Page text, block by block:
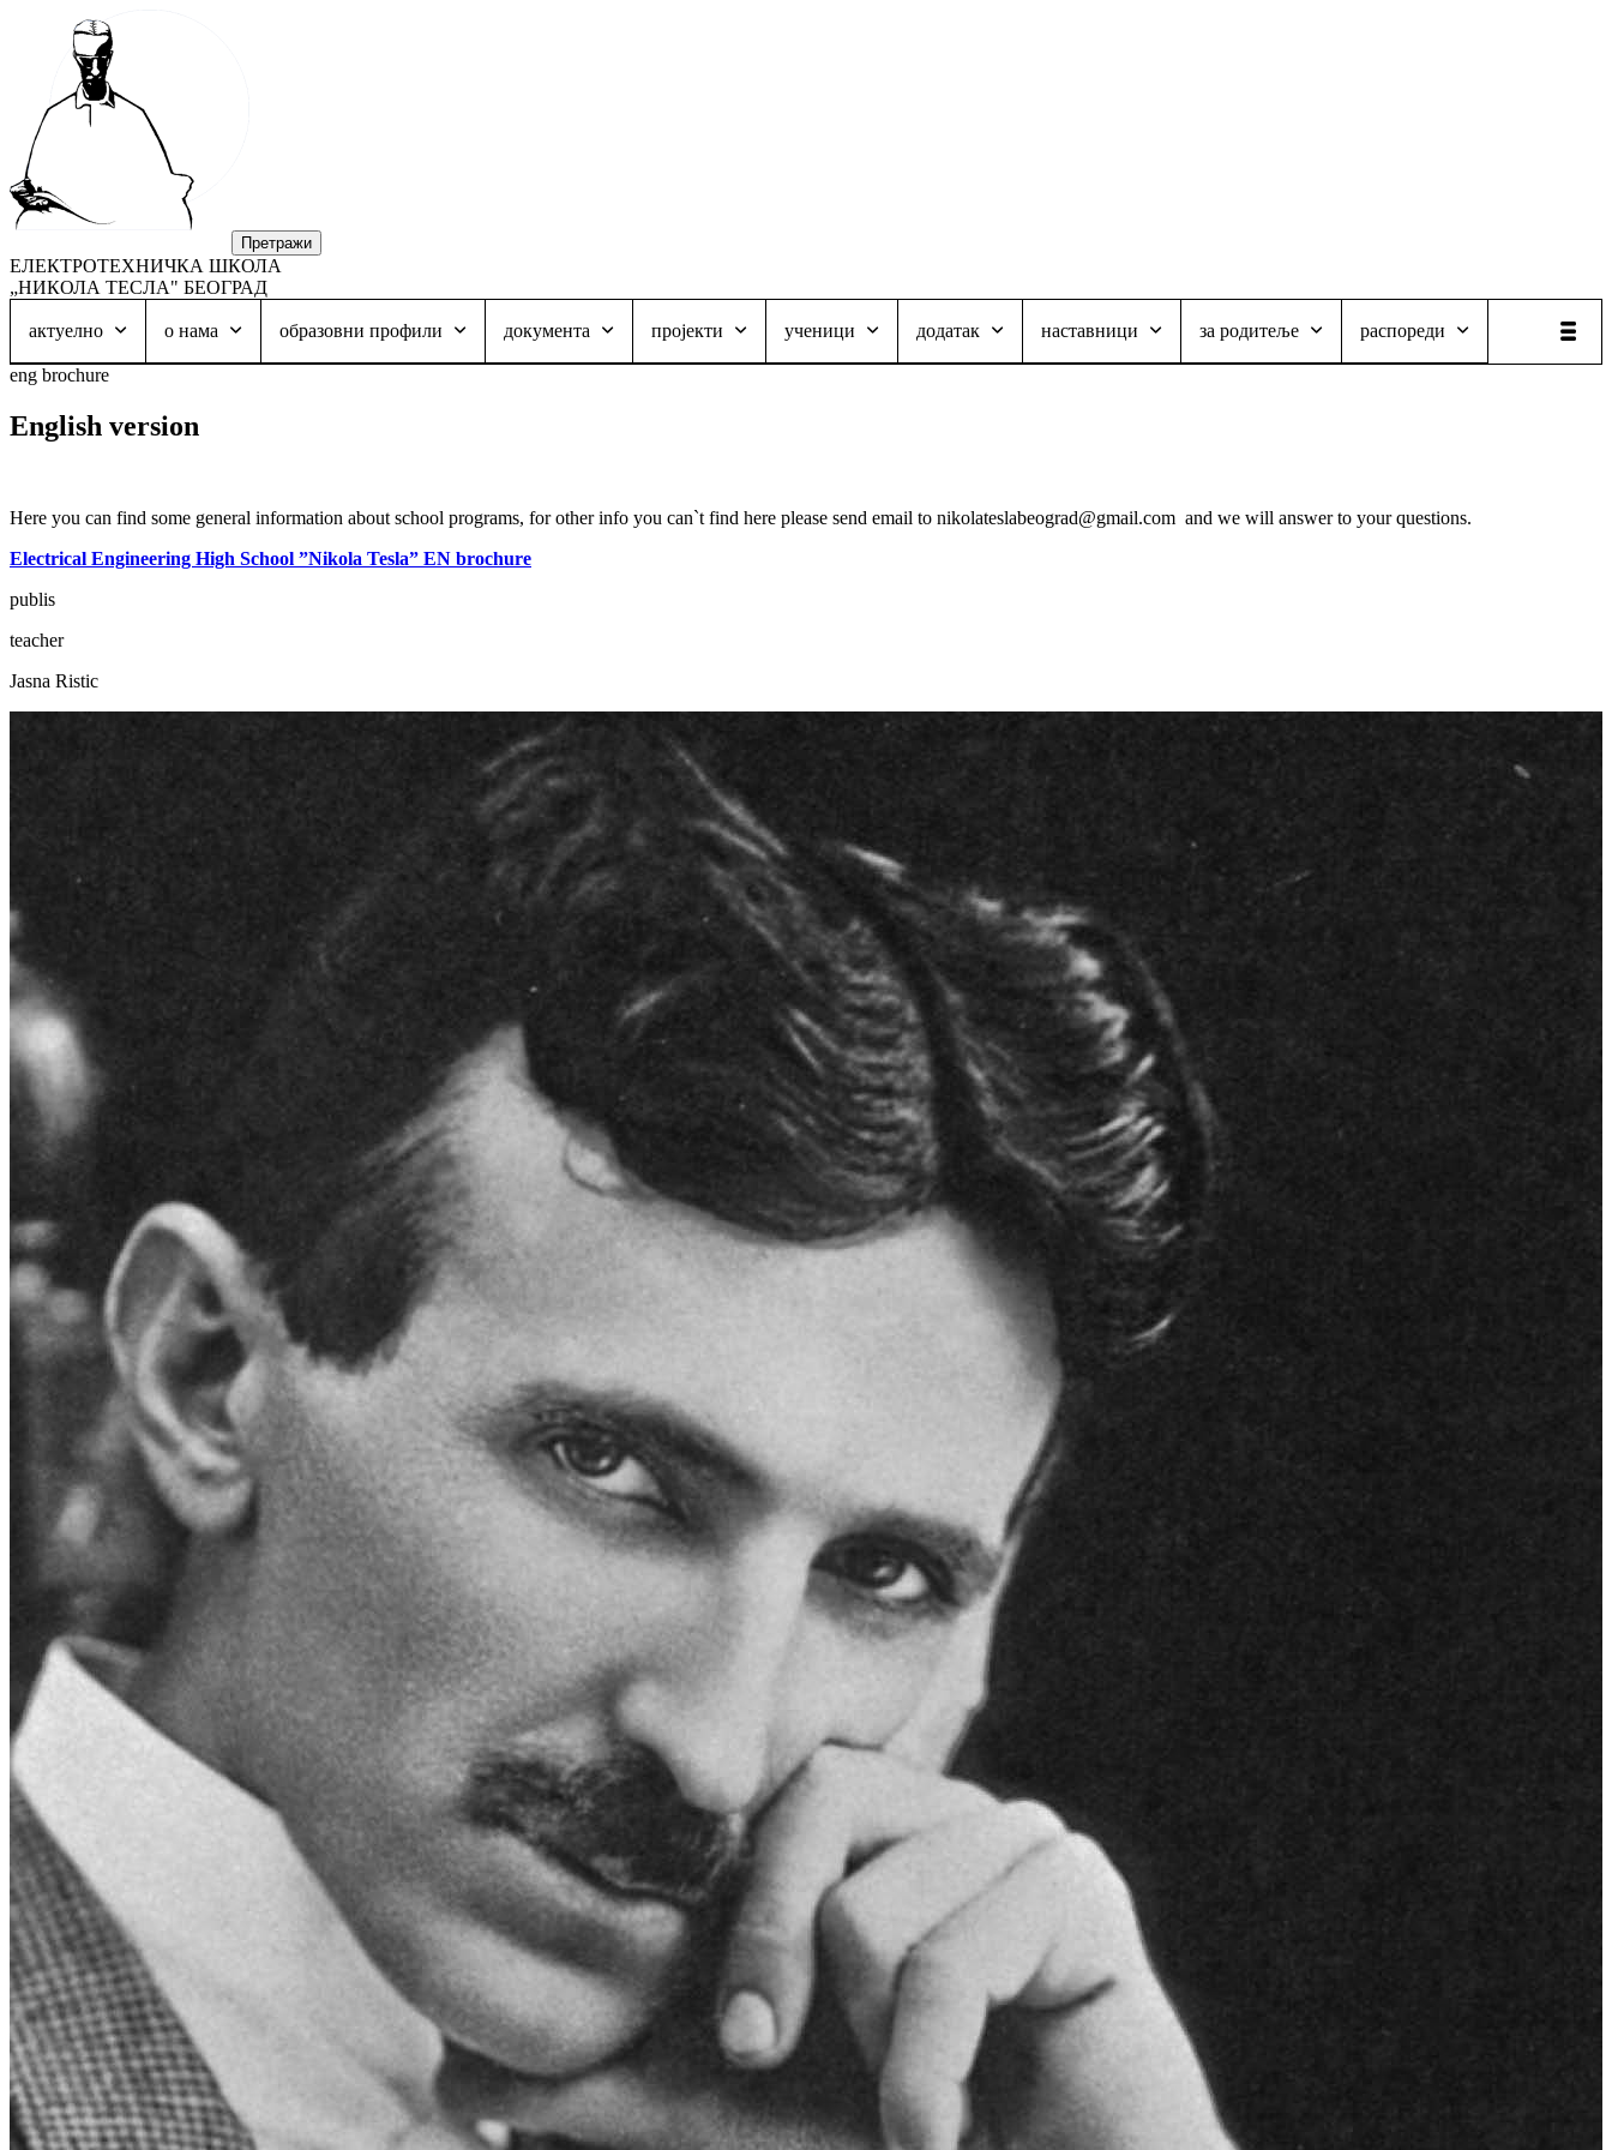
ЕЛЕКТРОТЕХНИЧКА ШКОЛА
„НИКОЛА ТЕСЛА" БЕОГРАД
актуелно о нама образовни профили документа пројекти ученици додатак наставници за родитеље распореди
eng brochure
English version
Here you can find some general information about school programs, for other info you can`t find here please send email to nikolateslabeograd@gmail.com and we will answer to your questions.
Electrical Engineering High School ”Nikola Tesla” EN brochure
publis
teacher
Jasna Ristic